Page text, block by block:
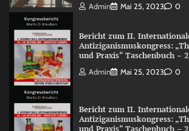
Admin Mai 25, 2023 0
Bericht zum II.
Antiziganismuskongress:
und Praxis“ Taschenbuch –
Admin Mai 25, 2023 0
Bericht zum II.
Antiziganismuskongress:
und Praxis“ Taschenbuch –